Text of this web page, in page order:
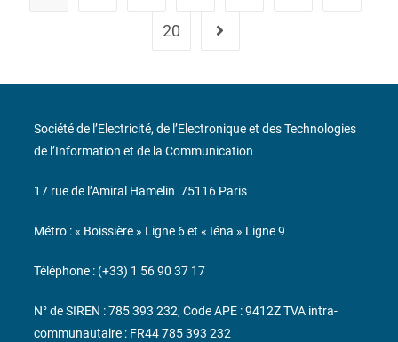
20
Société de l’Electricité, de l’Electronique et des Technologies
de l’Information et de la Communication
17 rue de l’Amiral Hamelin 75116 Paris
Métro : « Boissière » Ligne 6 et « Iéna » Ligne 9
Téléphone : (+33) 1 56 90 37 17
N° de SIREN : 785 393 232, Code APE : 9412Z TVA intra-
communautaire : FR44 785 393 232